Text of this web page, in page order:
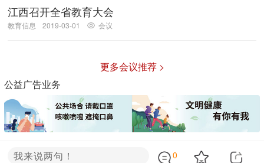
江西召开全省教育大会
教育信息 2019-03-01 会议
更多会议推荐 >
公益广告业务
我来说两句！ 0